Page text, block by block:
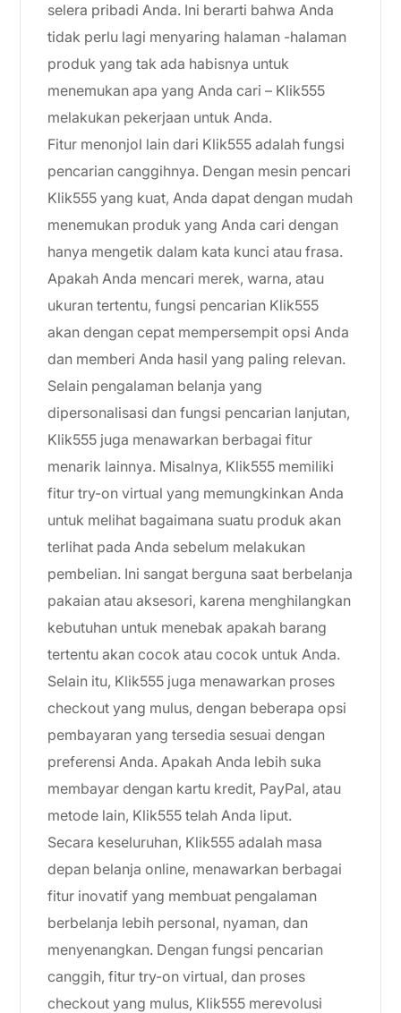
selera pribadi Anda. Ini berarti bahwa Anda
tidak perlu lagi menyaring halaman -halaman
produk yang tak ada habisnya untuk
menemukan apa yang Anda cari – Klik555
melakukan pekerjaan untuk Anda.
Fitur menonjol lain dari Klik555 adalah fungsi
pencarian canggihnya. Dengan mesin pencari
Klik555 yang kuat, Anda dapat dengan mudah
menemukan produk yang Anda cari dengan
hanya mengetik dalam kata kunci atau frasa.
Apakah Anda mencari merek, warna, atau
ukuran tertentu, fungsi pencarian Klik555
akan dengan cepat mempersempit opsi Anda
dan memberi Anda hasil yang paling relevan.
Selain pengalaman belanja yang
dipersonalisasi dan fungsi pencarian lanjutan,
Klik555 juga menawarkan berbagai fitur
menarik lainnya. Misalnya, Klik555 memiliki
fitur try-on virtual yang memungkinkan Anda
untuk melihat bagaimana suatu produk akan
terlihat pada Anda sebelum melakukan
pembelian. Ini sangat berguna saat berbelanja
pakaian atau aksesori, karena menghilangkan
kebutuhan untuk menebak apakah barang
tertentu akan cocok atau cocok untuk Anda.
Selain itu, Klik555 juga menawarkan proses
checkout yang mulus, dengan beberapa opsi
pembayaran yang tersedia sesuai dengan
preferensi Anda. Apakah Anda lebih suka
membayar dengan kartu kredit, PayPal, atau
metode lain, Klik555 telah Anda liput.
Secara keseluruhan, Klik555 adalah masa
depan belanja online, menawarkan berbagai
fitur inovatif yang membuat pengalaman
berbelanja lebih personal, nyaman, dan
menyenangkan. Dengan fungsi pencarian
canggih, fitur try-on virtual, dan proses
checkout yang mulus, Klik555 merevolusi